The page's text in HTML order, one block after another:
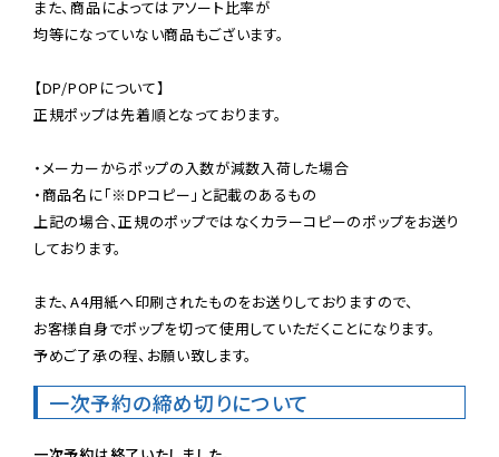
また、商品によってはアソート比率が
均等になっていない商品もございます。
【DP/POPについて】
正規ポップは先着順となっております。
・メーカーからポップの入数が減数入荷した場合
・商品名に「※DPコピー」と記載のあるもの
上記の場合、正規のポップではなくカラーコピーのポップをお送り
しております。
また、A4用紙へ印刷されたものをお送りしておりますので、
お客様自身でポップを切って使用していただくことになります。
予めご了承の程、お願い致します。
一次予約の締め切りについて